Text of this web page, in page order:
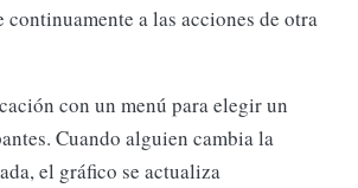
a las acciones de otra
con un menú para elegir un
Cuando alguien cambia la
el gráfico se actualiza